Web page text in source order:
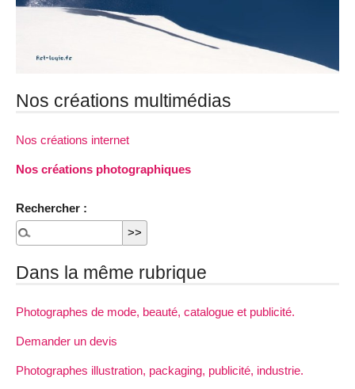
Nos créations multimédias
Nos créations internet
Nos créations photographiques
Rechercher :
Dans la même rubrique
Photographes de mode, beauté, catalogue et publicité.
Demander un devis
Photographes illustration, packaging, publicité, industrie.